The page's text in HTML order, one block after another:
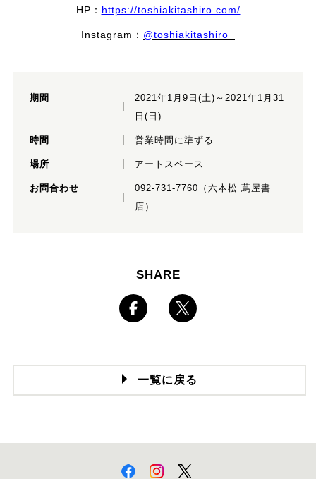
HP： https://toshiakitashiro.com/
Instagram： @toshiakitashiro_
期間
2021年1月9日(土)～2021年1月31
日(日)
時間 営業時間に準ずる
場所 アートスペース
お問合わせ
092-731-7760（六本松 蔦屋書
店）
SHARE
一覧に戻る